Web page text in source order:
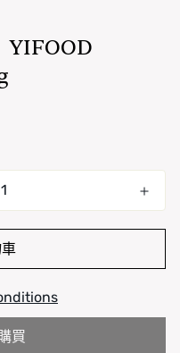
YIFOOD